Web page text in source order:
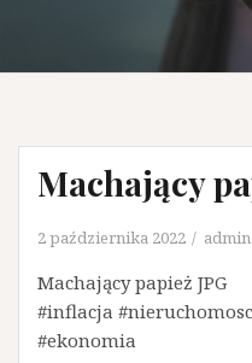
Machający
2 października 2022 admin
Machający papież JPG
#inflacja
#ekonomia